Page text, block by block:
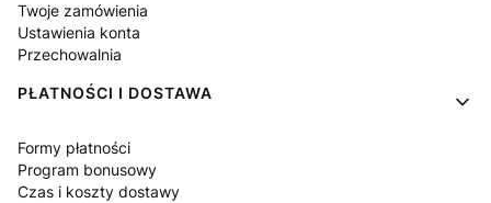
Twoje zamówienia
Ustawienia konta
Przechowalnia
PŁATNOŚCI I DOSTAWA
Formy płatności
Program bonusowy
Czas i koszty dostawy